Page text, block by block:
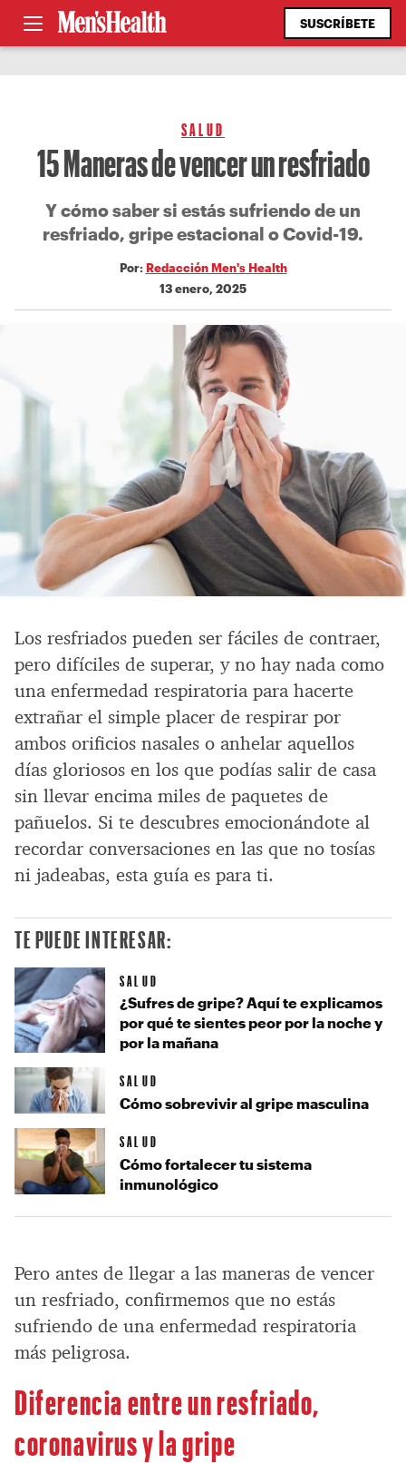
SUSCRÍBETE
SALUD
15 Maneras de vencer un resfriado
Y cómo saber si estás sufriendo de un
resfriado, gripe estacional o Covid-19.
Por: Redacción Men's Health
13 enero, 2025
Los resfriados pueden ser fáciles de contraer,
pero difíciles de superar, y no hay nada como
una enfermedad respiratoria para hacerte
extrañar el simple placer de respirar por
ambos orificios nasales o anhelar aquellos
días gloriosos en los que podías salir de casa
sin llevar encima miles de paquetes de
pañuelos. Si te descubres emocionándote al
recordar conversaciones en las que no tosías
ni jadeabas, esta guía es para ti.
Pero antes de llegar a las maneras de vencer
un resfriado, confirmemos que no estás
sufriendo de una enfermedad respiratoria
más peligrosa.
Diferencia entre un resfriado,
coronavirus y la gripe
TE PUEDE INTERESAR:
SALUD
¿Sufres de gripe? Aquí te explicamos
por qué te sientes peor por la noche y
por la mañana
SALUD
Cómo sobrevivir al gripe masculina
SALUD
Cómo fortalecer tu sistema
inmunológico